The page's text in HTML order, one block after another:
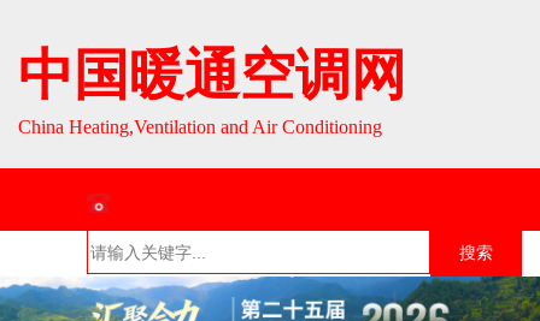
中国暖通空调网
China Heating,Ventilation and Air Conditioning
搜索
首页
组织介
组织活
行业资
English